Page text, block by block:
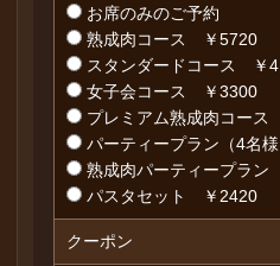
お席のみのご予約
熟成肉コース ￥5720
スタンダードコース ￥
女子会コース ￥3300
プレミアム熟成肉コー
パーティープラン（4名
熟成肉パーティープラン
パスタセット ￥2420
クーポン